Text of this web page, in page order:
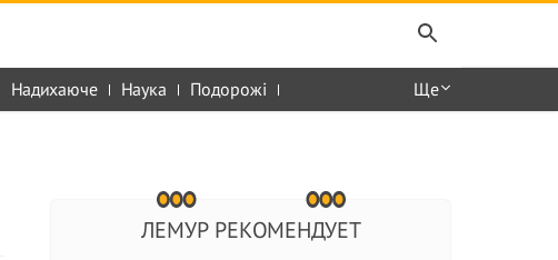
Надихаюче Наука Подорожі Ще
ЛЕМУР РЕКОМЕНДУЕТ